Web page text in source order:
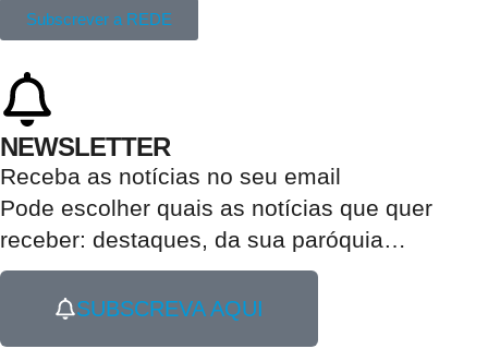
Subscrever a REDE
NEWSLETTER
Receba as notícias no seu email​
Pode escolher quais as notícias que quer
receber: destaques, da sua paróquia
SUBSCREVA AQUI